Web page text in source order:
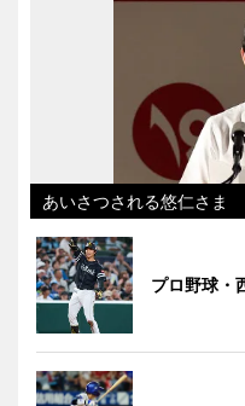
あいさつされる悠仁さま
プロ野球・